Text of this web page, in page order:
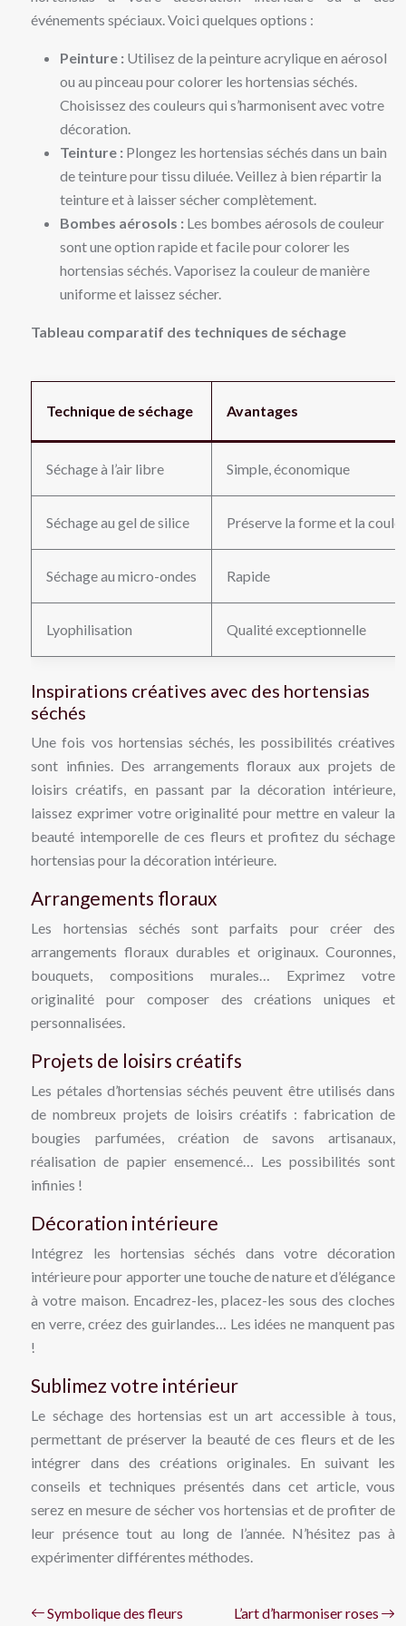
événements spéciaux. Voici quelques options :
Peinture : Utilisez de la peinture acrylique en aérosol
ou au pinceau pour colorer les hortensias séchés.
Choisissez des couleurs qui s’harmonisent avec votre
décoration.
Teinture : Plongez les hortensias séchés dans un bain
de teinture pour tissu diluée. Veillez à bien répartir la
teinture et à laisser sécher complètement.
Bombes aérosols : Les bombes aérosols de couleur
sont une option rapide et facile pour colorer les
hortensias séchés. Vaporisez la couleur de manière
uniforme et laissez sécher.
Tableau comparatif des techniques de séchage
Technique de séchage Avantages
Séchage à l’air libre Simple, économique
Séchage au gel de silice Préserve la forme et la
Séchage au micro-ondes Rapide
Lyophilisation Qualité exceptionnelle
Inspirations créatives avec des hortensias
séchés
Une fois vos hortensias séchés, les possibilités créatives
sont infinies. Des arrangements floraux aux projets de
loisirs créatifs, en passant par la décoration intérieure,
laissez exprimer votre originalité pour mettre en valeur la
beauté intemporelle de ces fleurs et profitez du séchage
hortensias pour la décoration intérieure.
Arrangements floraux
Les hortensias séchés sont parfaits pour créer des
arrangements floraux durables et originaux. Couronnes,
bouquets, compositions murales… Exprimez votre
originalité pour composer des créations uniques et
personnalisées.
Projets de loisirs créatifs
Les pétales d’hortensias séchés peuvent être utilisés dans
de nombreux projets de loisirs créatifs : fabrication de
bougies parfumées, création de savons artisanaux,
réalisation de papier ensemencé… Les possibilités sont
infinies !
Décoration intérieure
Intégrez les hortensias séchés dans votre décoration
intérieure pour apporter une touche de nature et d’élégance
à votre maison. Encadrez-les, placez-les sous des cloches
en verre, créez des guirlandes… Les idées ne manquent pas
!
Sublimez votre intérieur
Le séchage des hortensias est un art accessible à tous,
permettant de préserver la beauté de ces fleurs et de les
intégrer dans des créations originales. En suivant les
conseils et techniques présentés dans cet article, vous
serez en mesure de sécher vos hortensias et de profiter de
leur présence tout au long de l’année. N’hésitez pas à
expérimenter différentes méthodes.
Symbolique des fleurs L’art d’harmoniser roses